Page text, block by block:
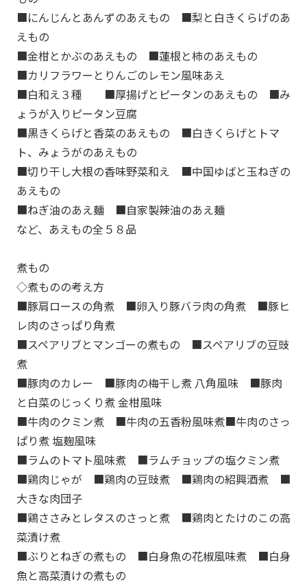
■にんじんとあんずのあえもの ■梨と白きくらげのあ
えもの
■金柑とかぶのあえもの ■蓮根と柿のあえもの
■カリフラワーとりんごのレモン風味あえ
■白和え３種 ■厚揚げとピータンのあえもの ■み
ょうが入りピータン豆腐
■黒きくらげと香菜のあえもの ■白きくらげとトマ
ト、みょうがのあえもの
■切り干し大根の香味野菜和え ■中国ゆばと玉ねぎの
あえもの
■ねぎ油のあえ麺 ■自家製辣油のあえ麺
など、あえもの全５８品
煮もの
◇煮ものの考え方
■豚肩ロースの角煮 ■卵入り豚バラ肉の角煮 ■豚ヒ
レ肉のさっぱり角煮
■スペアリブとマンゴーの煮もの ■スペアリブの豆豉
煮
■豚肉のカレー ■豚肉の梅干し煮 八角風味 ■豚肉
と白菜のじっくり煮 金柑風味
■牛肉のクミン煮 ■牛肉の五香粉風味煮■牛肉のさっ
ぱり煮 塩麹風味
■ラムのトマト風味煮 ■ラムチョップの塩クミン煮
■鶏肉じゃが ■鶏肉の豆豉煮 ■鶏肉の紹興酒煮 ■
大きな肉団子
■鶏ささみとレタスのさっと煮 ■鶏肉とたけのこの高
菜漬け煮
■ぶりとねぎの煮もの ■白身魚の花椒風味煮 ■白身
魚と高菜漬けの煮もの